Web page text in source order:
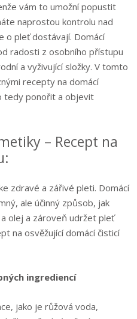
vám to umožní popustit
naprostou kontrolu nad
o pleť dostávají. Domácí
radosti z osobního přístupu
a vyživující složky. V tomto
recepty na domácí
tedy ponořit a objevit
– Recept na
zdravé a zářivé pleti. Domácí
ale účinný způsob, jak
olej a zároveň udržet pleť
na osvěžující domácí čisticí
ingrediencí
jako je růžová voda,